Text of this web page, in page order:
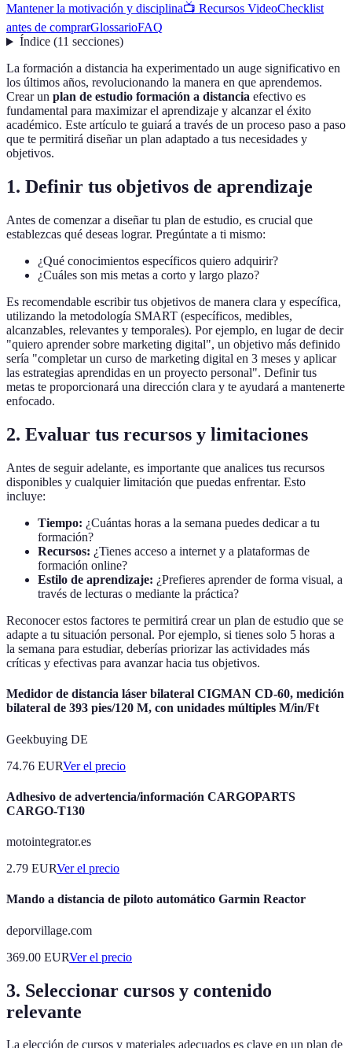
Mantener la motivación y disciplina📺 Recursos VideoChecklist
antes de comprarGlossarioFAQ
Índice(11 secciones)
La formación a distancia ha experimentado un auge significativo en
los últimos años, revolucionando la manera en que aprendemos.
Crear un plan de estudio formación a distancia efectivo es
fundamental para maximizar el aprendizaje y alcanzar el éxito
académico. Este artículo te guiará a través de un proceso paso a paso
que te permitirá diseñar un plan adaptado a tus necesidades y
objetivos.
1. Definir tus objetivos de aprendizaje
Antes de comenzar a diseñar tu plan de estudio, es crucial que
establezcas qué deseas lograr. Pregúntate a ti mismo:
¿Qué conocimientos específicos quiero adquirir?
¿Cuáles son mis metas a corto y largo plazo?
Es recomendable escribir tus objetivos de manera clara y específica,
utilizando la metodología SMART (específicos, medibles,
alcanzables, relevantes y temporales). Por ejemplo, en lugar de decir
"quiero aprender sobre marketing digital", un objetivo más definido
sería "completar un curso de marketing digital en 3 meses y aplicar
las estrategias aprendidas en un proyecto personal". Definir tus
metas te proporcionará una dirección clara y te ayudará a mantenerte
enfocado.
2. Evaluar tus recursos y limitaciones
Antes de seguir adelante, es importante que analices tus recursos
disponibles y cualquier limitación que puedas enfrentar. Esto
incluye:
Tiempo: ¿Cuántas horas a la semana puedes dedicar a tu
formación?
Recursos: ¿Tienes acceso a internet y a plataformas de
formación online?
Estilo de aprendizaje: ¿Prefieres aprender de forma visual, a
través de lecturas o mediante la práctica?
Reconocer estos factores te permitirá crear un plan de estudio que se
adapte a tu situación personal. Por ejemplo, si tienes solo 5 horas a
la semana para estudiar, deberías priorizar las actividades más
críticas y efectivas para avanzar hacia tus objetivos.
Medidor de distancia láser bilateral CIGMAN CD-60, medición
bilateral de 393 pies/120 M, con unidades múltiples M/in/Ft
Geekbuying DE
74.76 EURVer el precio
Adhesivo de advertencia/información CARGOPARTS
CARGO-T130
motointegrator.es
2.79 EURVer el precio
Mando a distancia de piloto automático Garmin Reactor
deporvillage.com
369.00 EURVer el precio
3. Seleccionar cursos y contenido
relevante
La elección de cursos y materiales adecuados es clave en un plan de